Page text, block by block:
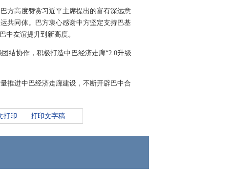
方高度赞赏习近平主席提出的富有深远意
共同体。巴方衷心感谢中方坚定支持巴基
中友谊提升到新高度。
结协作，积极打造中巴经济走廊“2.0升级
推进中巴经济走廊建设，不断开辟巴中合
打印 打印文字稿